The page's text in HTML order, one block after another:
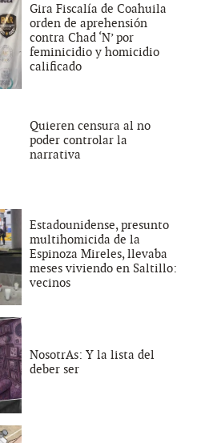
Gira Fiscalía de Coahuila
orden de aprehensión
contra Chad ‘N’ por
feminicidio y homicidio
calificado
Quieren censura al no
poder controlar la
narrativa
Estadounidense, presunto
multihomicida de la
Espinoza Mireles, llevaba
meses viviendo en Saltillo:
vecinos
NosotrAs: Y la lista del
deber ser